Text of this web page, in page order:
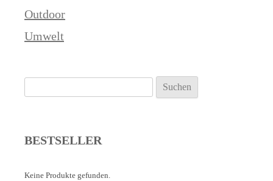
Outdoor
Umwelt
nach:
BESTSELLER
Keine Produkte gefunden.